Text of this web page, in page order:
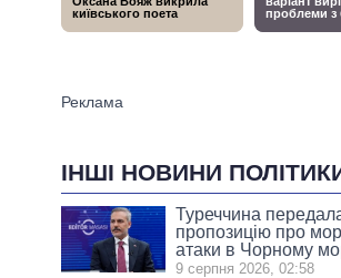
ІНШІ НОВИНИ
Туреччина
пропозицію про
атаки в Чорному
9 серпня 2026, 02:58